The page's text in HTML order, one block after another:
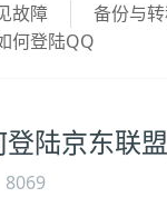
故障
备份与
何登陆QQ
陆京东联
8069